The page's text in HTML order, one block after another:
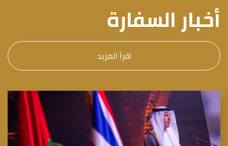
أخبار السفارة
اقرأ المزيد